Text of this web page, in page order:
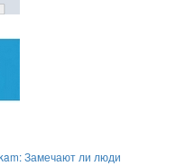
Замечают ли люди